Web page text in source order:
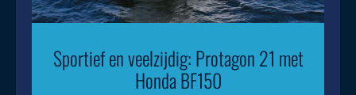
Sportief en veelzijdig: Protagon 21 met
Honda BF150